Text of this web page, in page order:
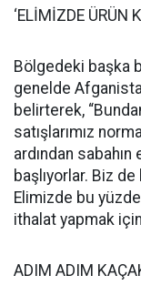
‘ELİMİZDE ÜRÜN
Bölgedeki başka
genelde
belirterek,
satışlarımız
ardından
başlıyorlar. Biz
Elimizde bu
ithalat yapmak için
ADIM ADIM